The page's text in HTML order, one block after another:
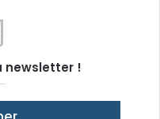
newsletter !